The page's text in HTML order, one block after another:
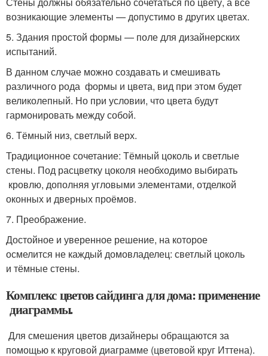
возникающие элементы — допустимо в других цветах.
5. Здания простой формы — поле для дизайнерских
испытаний.
В данном случае можно создавать и смешивать
различного рода формы и цвета, вид при этом будет
великолепный. Но при условии, что цвета будут
гармонировать между собой.
6. Тёмный низ, светлый верх.
Традиционное сочетание: Тёмный цоколь и светлые
стены. Под расцветку цоколя необходимо выбирать
кровлю, дополняя угловыми элементами, отделкой
оконных и дверных проёмов.
7. Преображение.
Достойное и уверенное решение, на которое
осмелится не каждый домовладелец: светлый цоколь
и тёмные стены.
Комплекс цветов сайдинга для дома: применение
диаграммы.
Для смешения цветов дизайнеры обращаются за
помощью к круговой диаграмме (цветовой круг Иттена).